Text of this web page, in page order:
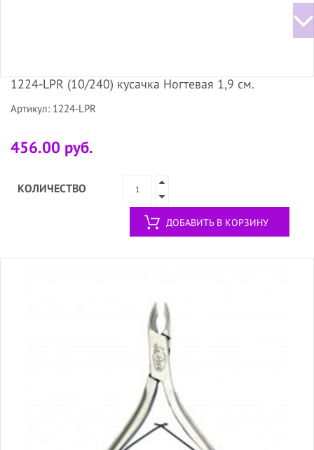
1224-LPR (10/240) кусачка Ногтевая 1,9 см.
Артикул: 1224-LPR
456.00 руб.
КОЛИЧЕСТВО
ДОБАВИТЬ В КОРЗИНУ